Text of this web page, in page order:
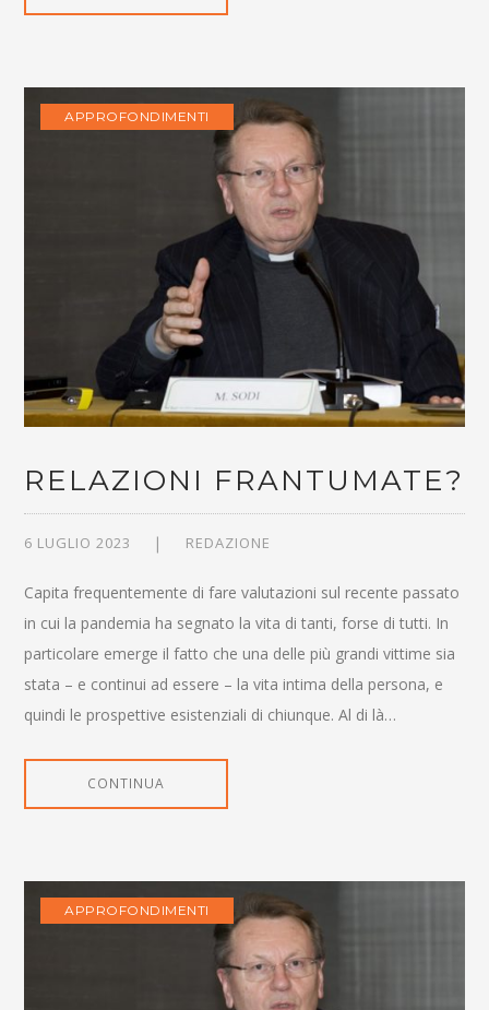
APPROFONDIMENTI
RELAZIONI FRANTUMATE?
6 LUGLIO 2023 REDAZIONE
Capita frequentemente di fare valutazioni sul recente passato
in cui la pandemia ha segnato la vita di tanti, forse di tutti. In
particolare emerge il fatto che una delle più grandi vittime sia
stata – e continui ad essere – la vita intima della persona, e
quindi le prospettive esistenziali di chiunque. Al di là…
CONTINUA
APPROFONDIMENTI